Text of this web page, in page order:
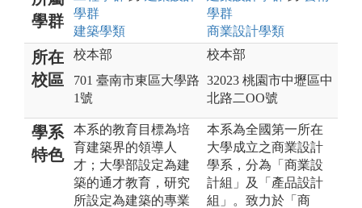
學群
學群
建築學類
學群
商業設計學類
所在
校區
校本部
701 臺南市東區大學路
1號
校本部
32023 桃園市中壢區中
北路二OO號
學系
特色
本系的教育目標為培
育建築界的領導人
才；大學部設定為建
築的通才教育，研究
所設定為建築的專業
本系為全國第一所在
大學成立之商業設計
學系，分為「商業設
計組」及「產品設計
組」。致力於「商